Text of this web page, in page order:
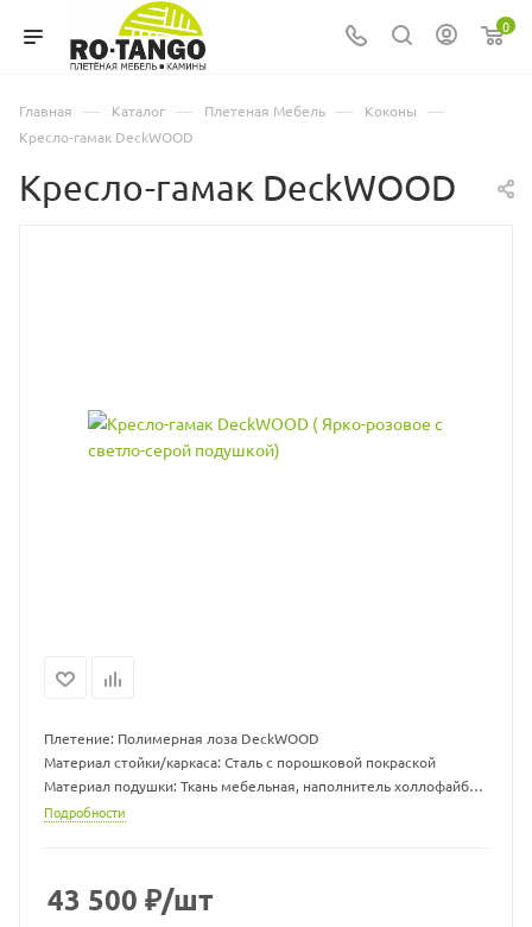
0
Главная — Каталог — Плетеная Мебель — Коконы —
Кресло-гамак DeckWOOD
Кресло-гамак DeckWOOD
Плетение: Полимерная лоза DeckWOOD
Материал стойки/каркаса: Сталь с порошковой покраской
Материал подушки: Ткань мебельная, наполнитель холлофайбер
Размер гамака ДхШхВ, мм: 960 х 1300 х 710
Максимальная нагрузка, кг: 150
Подробности
43 500 ₽/шт